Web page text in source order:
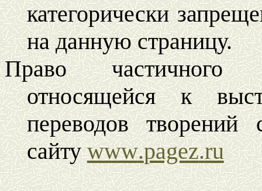
категорически
на данную страницу.
Право частичного
относящейся к
переводов творений
сайтуwww.pagez.ru